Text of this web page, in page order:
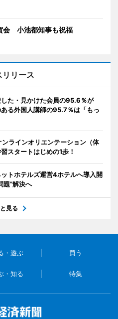
会 小池都知事も祝福
リリース
た・見かけた会員の95.6％が
ある外国人講師の95.7％は「もっ
ラインオリエンテーション（体
スタートはじめの1歩！
トホテルズ運営4ホテルへ導入開
”解決へ
見る
・遊ぶ 買う
・知る 特集